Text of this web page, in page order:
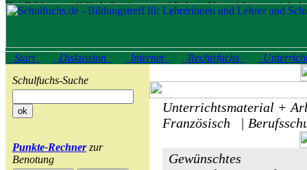
Start Diskussion Internet Rechtsfuchs
Schulfuchs-Suche
Punkte-Rechnerzur
Benotung
Unterrichtsmaterial +
Französisch |
Gewünschtes